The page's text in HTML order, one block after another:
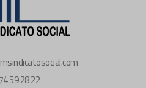
59 28 22